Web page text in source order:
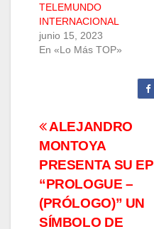
TELEMUNDO
INTERNACIONAL
junio 15, 2023
En «Lo Más TOP»
Navegación
de
entradas
ALEJANDRO
MONTOYA
PRESENTA SU EP
“PROLOGUE –
(PRÓLOGO)” UN
SÍMBOLO DE